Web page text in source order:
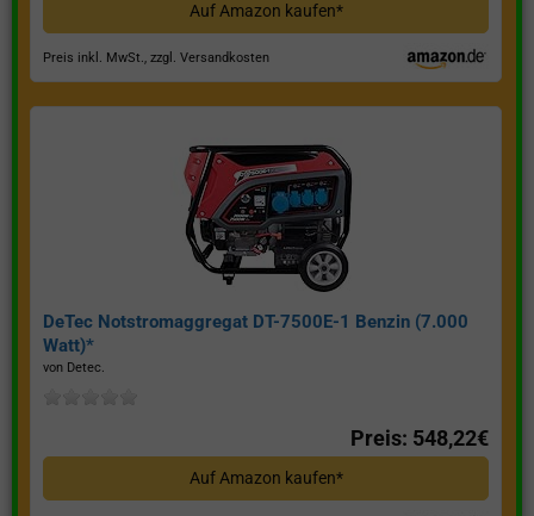
Auf Amazon kaufen*
Preis inkl. MwSt., zzgl. Versandkosten
DeTec Notstromaggregat DT-7500E-1 Benzin (7.000
Watt)*
von Detec.
Preis: 548,22€
Auf Amazon kaufen*